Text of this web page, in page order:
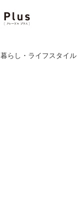
暮らし・ライフスタイル